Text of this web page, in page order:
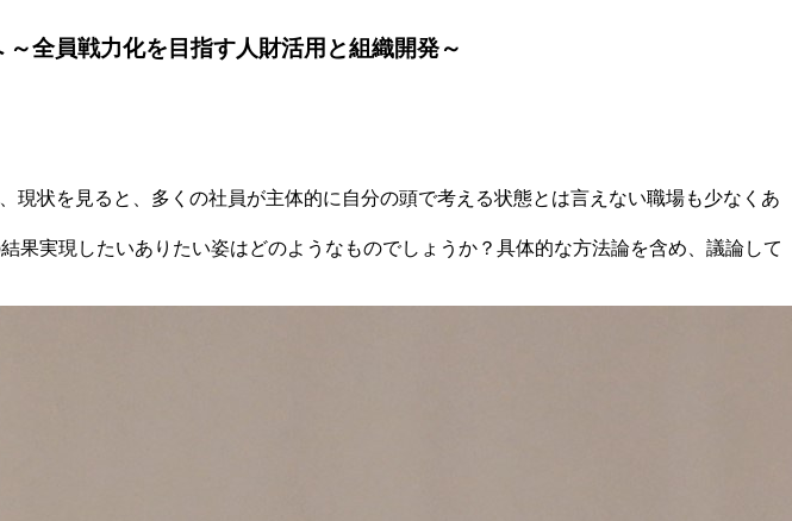
全員戦力化を目指す人財活用と組織開発～
状を見ると、多くの社員が主体的に自分の頭で考える状態とは言えない職場も少なくあ
実現したいありたい姿はどのようなものでしょうか？具体的な方法論を含め、議論して